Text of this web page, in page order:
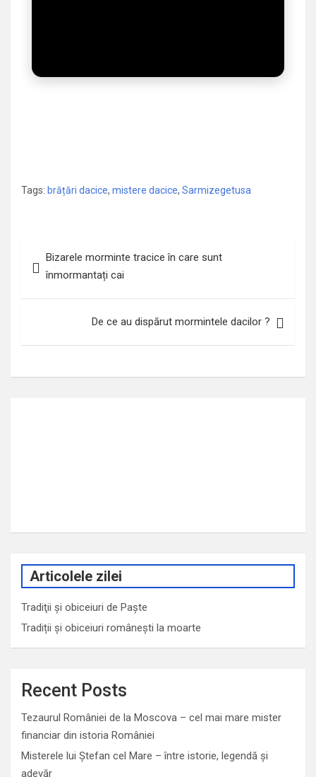
Tags: brățări dacice, mistere dacice, Sarmizegetusa
în
Bizarele morminte tracice în care sunt
înmormantați cai
De ce au dispărut mormintele dacilor ?
Articolele zilei
Tradiţii şi obiceiuri de Paşte
Tradiții și obiceiuri românești la moarte
Recent Posts
Tezaurul României de la Moscova – cel mai mare mister
financiar din istoria României
Misterele lui Ștefan cel Mare – între istorie, legendă și
adevăr